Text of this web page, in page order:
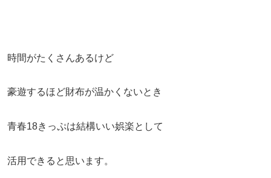
時間がたくさんあるけど
豪遊するほど財布が温かくないとき
青春18きっぷは結構いい娯楽として
活用できると思います。